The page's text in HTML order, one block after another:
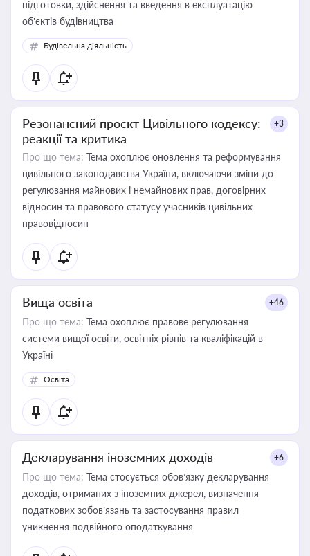
підготовки, здійснення та введення в експлуатацію
об’єктів будівництва
Будівельна діяльність
Резонансний проєкт Цивільного кодексу:
реакції та критика
+3
Про що тема: Тема охоплює оновлення та реформування
цивільного законодавства України, включаючи зміни до
регулювання майнових і немайнових прав, договірних
відносин та правового статусу учасників цивільних
правовідносин
Вища освіта +46
Про що тема: Тема охоплює правове регулювання
системи вищої освіти, освітніх рівнів та кваліфікацій в
Україні
Освіта
Декларування іноземних доходів +6
Про що тема: Тема стосується обов’язку декларування
доходів, отриманих з іноземних джерел, визначення
податкових зобов’язань та застосування правил
уникнення подвійного оподаткування